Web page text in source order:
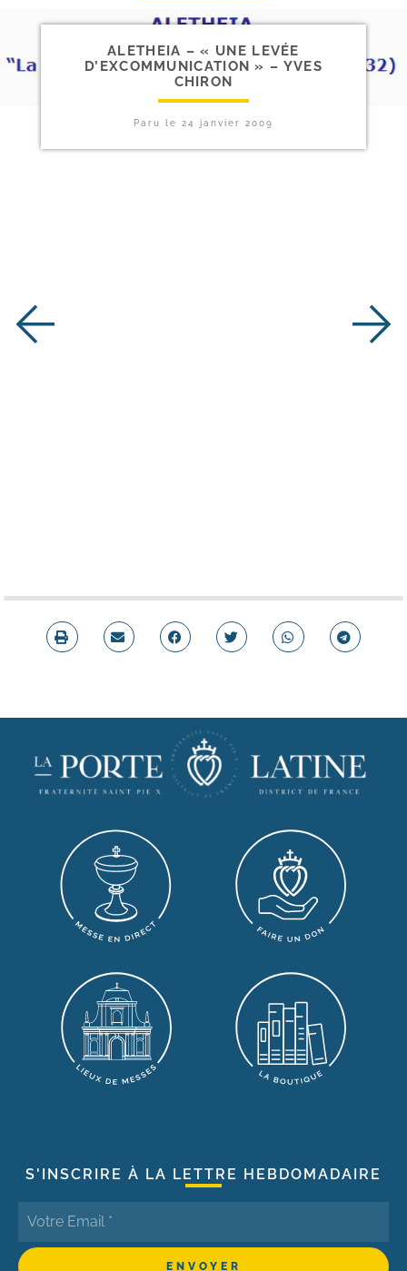
ALETHEIA – « UNE LEVÉE
D’EXCOMMUNICATION » – YVES
CHIRON
Paru le 24 janvier 2009
S'INSCRIRE À LA LETTRE HEBDOMADAIRE